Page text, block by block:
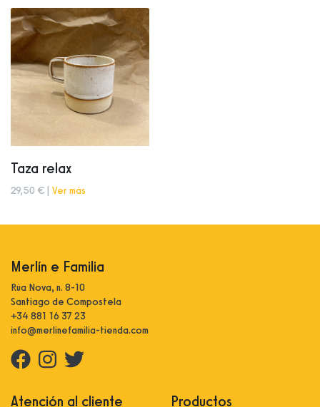
Taza relax
29,50 € | Ver más
Merlín e Familia
Rúa Nova, n. 8-10
Santiago de Compostela
+34 881 16 37 23
info@merlinefamilia-tienda.com
Atención al cliente Productos